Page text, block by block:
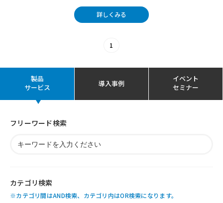
詳しくみる
1
製品
サービス
導入事例
イベント
セミナー
フリーワード検索
カテゴリ検索
※カテゴリ間はAND検索、カテゴリ内はOR検索になります。